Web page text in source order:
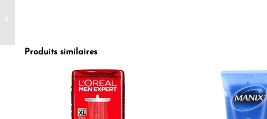
Produits similaires